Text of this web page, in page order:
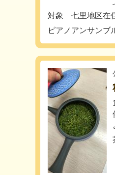
対象 七里地区在
ピアノアンサンブ